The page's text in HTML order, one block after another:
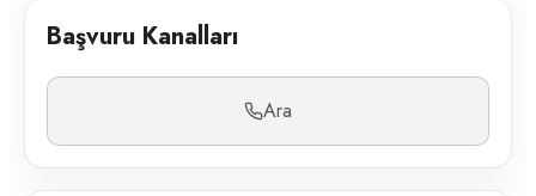
Başvuru Kanalları
Ara